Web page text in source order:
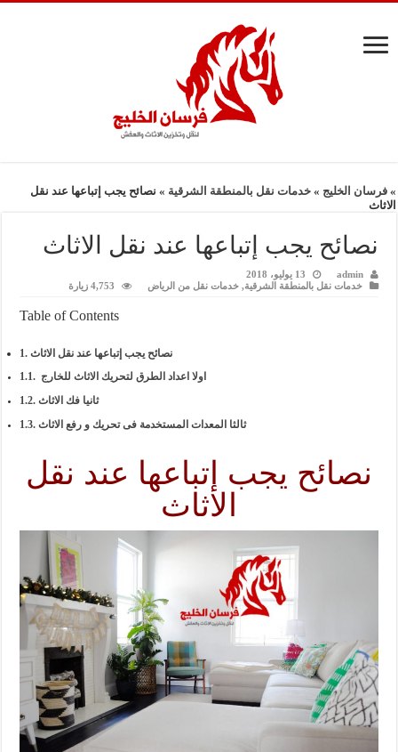
»فرسان الخليج »خدمات نقل بالمنطقة الشرقية » نصائح يجب إتباعها عند نقل
الاثاث
نصائح يجب إتباعها عند نقل الاثاث
admin
13 يوليو، 2018
خدمات نقل بالمنطقة الشرقية,خدمات نقل من الرياض 4,753 زيارة
Table of Contents
نصائح يجب إتباعها عند نقل الاثاث
ثانيا فك الاثاث
ثالثا المعدات المستخدمة فى تحريك و رفع الاثاث
نصائح يجب إتباعها عند نقل
الاثاث